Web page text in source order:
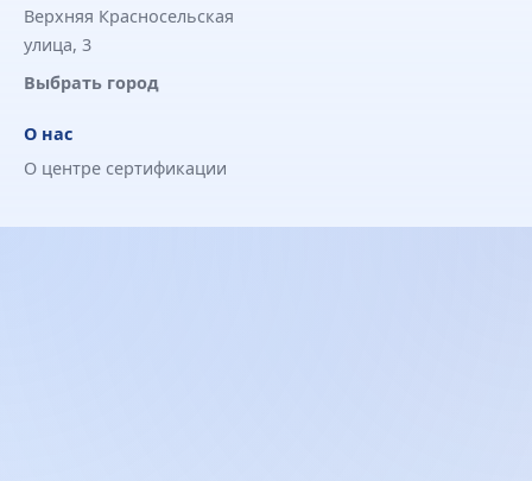
Верхняя Красносельская
улица, 3
Выбрать город
О нас
О центре сертификации